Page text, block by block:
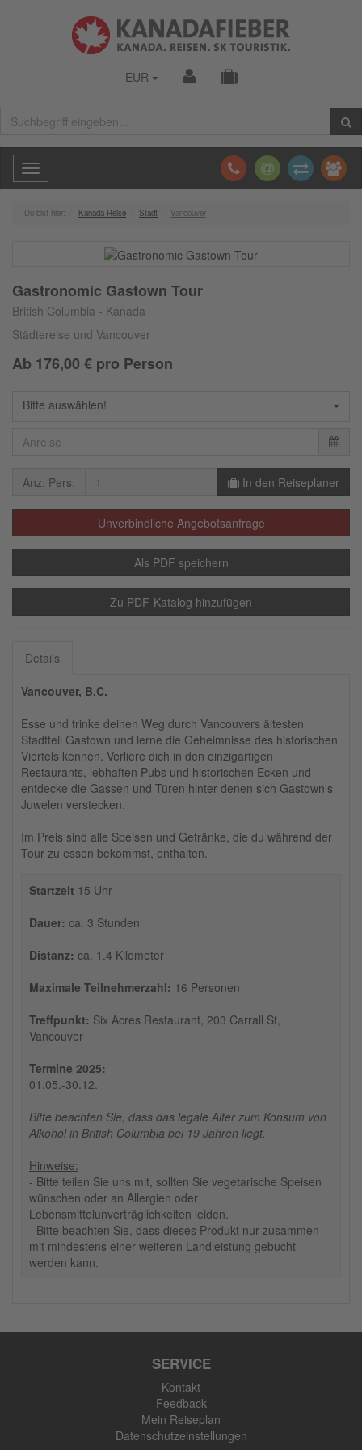
EUR
Toggle
navigation
Du bist hier: Kanada Reise Stadt Vancouver
Gastronomic Gastown Tour
British Columbia - Kanada
Städtereise und Vancouver
Ab 176,00 € pro Person
Bitte auswählen!
Anz. Pers. In den Reiseplaner
Unverbindliche Angebotsanfrage
Als PDF speichern
Zu PDF-Katalog hinzufügen
Details
Vancouver, B.C.
Esse und trinke deinen Weg durch Vancouvers ältesten
Stadtteil Gastown und lerne die Geheimnisse des historischen
Viertels kennen. Verliere dich in den einzigartigen
Restaurants, lebhaften Pubs und historischen Ecken und
entdecke die Gassen und Türen hinter denen sich Gastown's
Juwelen verstecken.
Im Preis sind alle Speisen und Getränke, die du während der
Tour zu essen bekommst, enthalten.
Startzeit 15 Uhr
Dauer: ca. 3 Stunden
Distanz: ca. 1.4 Kilometer
Maximale Teilnehmerzahl: 16 Personen
Treffpunkt: Six Acres Restaurant, 203 Carrall St,
Vancouver
Termine 2025:
01.05.-30.12.
Bitte beachten Sie, dass das legale Alter zum Konsum von
Alkohol in British Columbia bei 19 Jahren liegt.
Hinweise:
- Bitte teilen Sie uns mit, sollten Sie vegetarische Speisen
wünschen oder an Allergien oder
Lebensmittelunverträglichkeiten leiden.
- Bitte beachten Sie, dass dieses Produkt nur zusammen
mit mindestens einer weiteren Landleistung gebucht
werden kann.
SERVICE
Kontakt
Feedback
Mein Reiseplan
Datenschutzeinstellungen